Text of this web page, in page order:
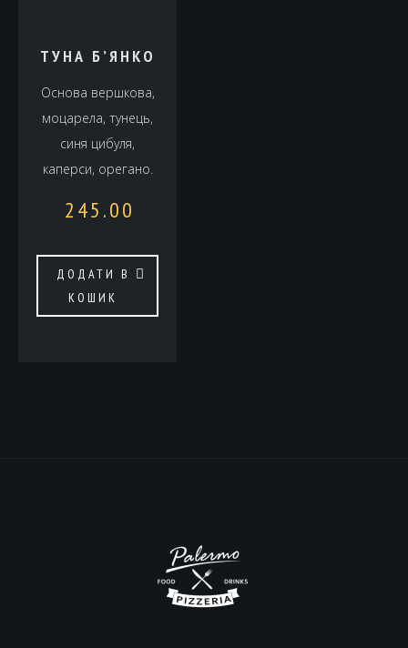
ТУНА Б’ЯНКО
Основа вершкова,
моцарела, тунець,
синя цибуля,
каперси, орегано.
245.00
ДОДАТИ В
КОШИК